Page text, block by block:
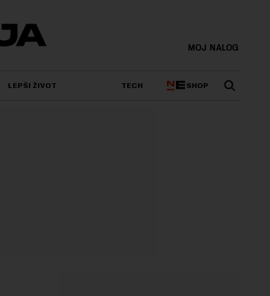
MOJ NALOG
LEPŠI ŽIVOT TECH SHOP